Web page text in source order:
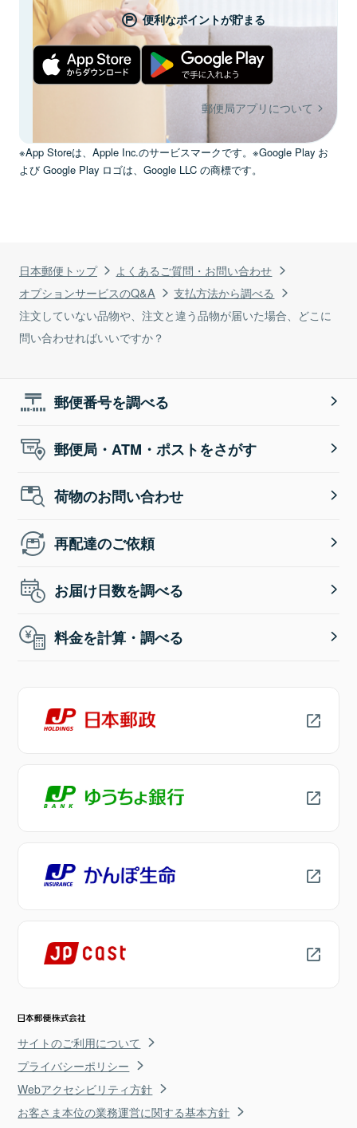
日本郵便トップ
よくあるご質問・お問い合わせ
オプションサービスのQ&A
支払方法から調べる
注文していない品物や、注文と違う品物が届いた場合、どこに
問い合わせればいいですか？
便利なポイントが貯まる
郵便局アプリについて
※App Storeは、Apple Inc.のサービスマークです。※Google Play お
よび Google Play ロゴは、Google LLC の商標です。
郵便番号を調べる
郵便局・ATM・ポストをさがす
荷物のお問い合わせ
再配達のご依頼
お届け日数を調べる
料金を計算・調べる
サイトのご利用について
プライバシーポリシー
Webアクセシビリティ方針
お客さま本位の業務運営に関する基本方針